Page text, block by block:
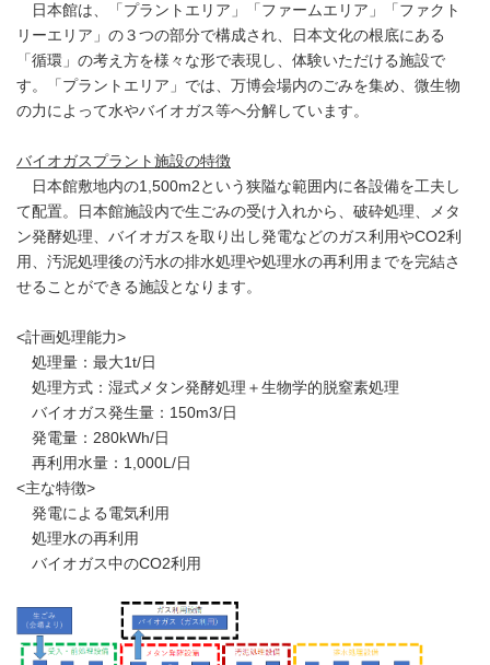
日本館は、「プラントエリア」「ファームエリア」「ファクト
リーエリア」の３つの部分で構成され、日本文化の根底にある
「循環」の考え方を様々な形で表現し、体験いただける施設で
す。「プラントエリア」では、万博会場内のごみを集め、微生物
の力によって水やバイオガス等へ分解しています。
バイオガスプラント施設の特徴
日本館敷地内の1,500m2という狭隘な範囲内に各設備を工夫し
て配置。日本館施設内で生ごみの受け入れから、破砕処理、メタ
ン発酵処理、バイオガスを取り出し発電などのガス利用やCO2利
用、汚泥処理後の汚水の排水処理や処理水の再利用までを完結さ
せることができる施設となります。
<計画処理能力>
処理量：最大1t/日
処理方式：湿式メタン発酵処理＋生物学的脱窒素処理
バイオガス発生量：150m3/日
発電量：280kWh/日
再利用水量：1,000L/日
<主な特徴>
発電による電気利用
処理水の再利用
バイオガス中のCO2利用